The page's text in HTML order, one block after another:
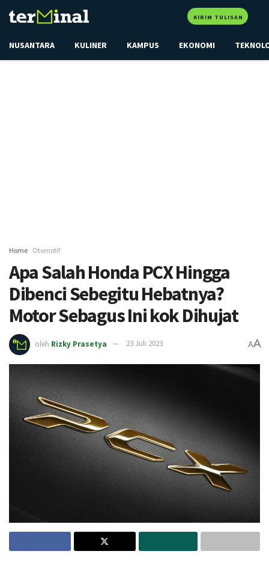
KIRIM TULISAN
NUSANTARA KULINER KAMPUS EKONOMI
Home Otomotif
Apa Salah Honda PCX Hingga
Dibenci Sebegitu Hebatnya?
Motor Sebagus Ini kok Dihujat
oleh Rizky Prasetya 23 Juli 2023 AA